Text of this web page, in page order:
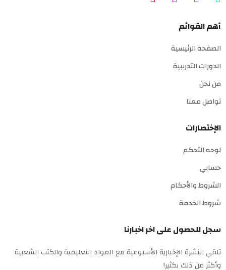
أهم القوائم
الصفحة الرئيسية
الدورات التدريبية
من نحن
تواصل معنا
الإختصارات
لوحه التحكم
حسابي
الشروط والأحكام
شروط الخدمة
سجل للحصول على اخر اخبارنا
تلقي النشرة الإخبارية الأسبوعية مع المواد التعليمية والكتب الشعبية
وأكثر من ذلك بكثير!